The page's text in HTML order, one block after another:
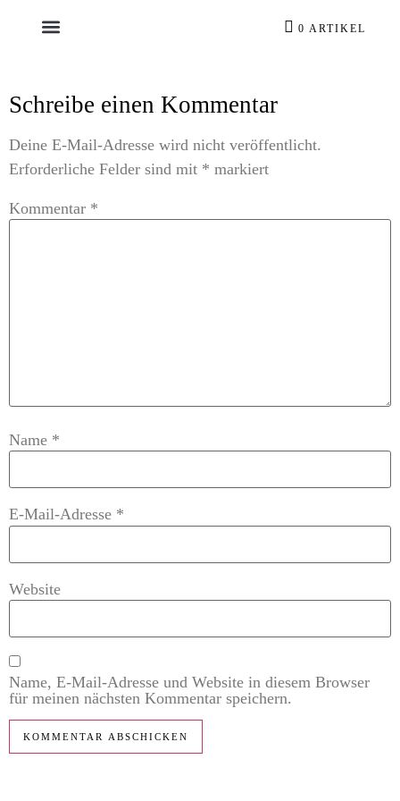
0 ARTIKEL
Schreibe einen Kommentar
Deine E-Mail-Adresse wird nicht veröffentlicht.
Erforderliche Felder sind mit * markiert
Kommentar *
Name *
E-Mail-Adresse *
Website
Name, E-Mail-Adresse und Website in diesem Browser
für meinen nächsten Kommentar speichern.